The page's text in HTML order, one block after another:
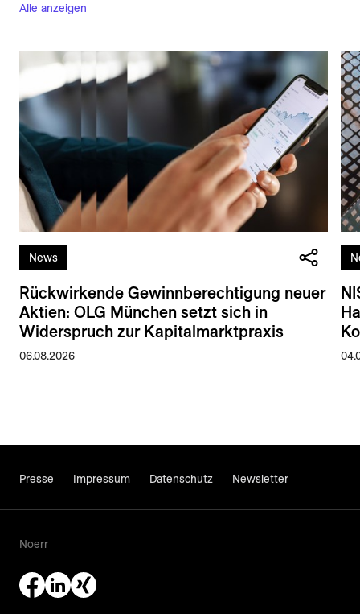
Alle anzeigen
News
Rückwirkende Gewinnberechtigung neuer
Aktien: OLG München setzt sich in
Widerspruch zur Kapitalmarktpraxis
06.08.2026
Presse Impressum Datenschutz Newsletter
Noerr